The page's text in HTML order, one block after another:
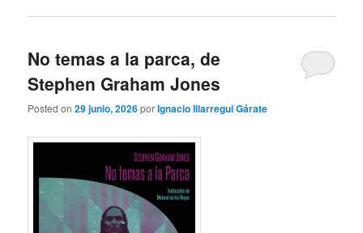
No temas a la parca, de
Stephen Graham Jones
Posted on29 junio, 2026porIgnacio Illarregui Gárate